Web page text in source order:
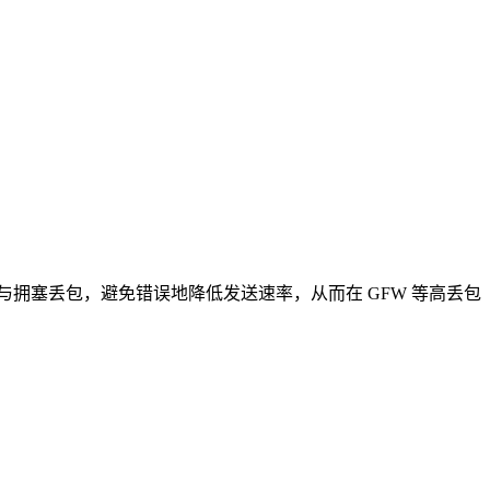
塞丢包，避免错误地降低发送速率，从而在 GFW 等高丢包